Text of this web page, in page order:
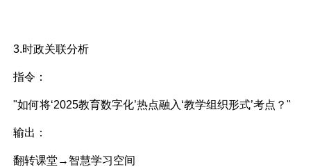
3.时政关联分析
指令：
"如何将‘2025教育数字化’热点融入‘教学组织形式’考点？"
输出：
翻转课堂→智慧学习空间